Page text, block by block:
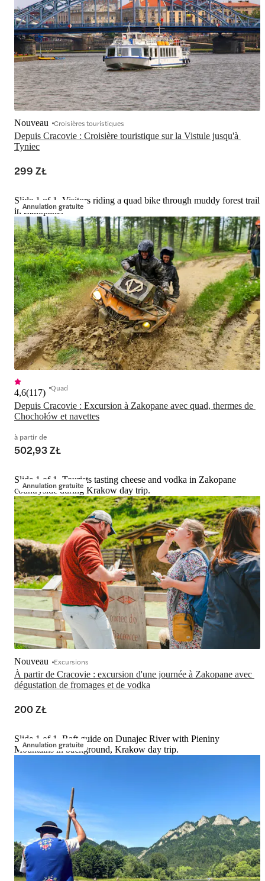
Depuis Cracovie : Croisière touristique sur la Vistule jusqu'à
Tyniec
Nouveau Croisières touristiques
299 ZŁ
Annulation gratuite
Slide 1 of 1, Visitors riding a quad bike through muddy forest trail
in Zakopane.
Depuis Cracovie : Excursion à Zakopane avec quad, thermes de
Chochołów et navettes
4,6(117) Quad
à partir de
502,93 ZŁ
Annulation gratuite
Slide 1 of 1, Tourists tasting cheese and vodka in Zakopane
countryside during Krakow day trip.
À partir de Cracovie : excursion d'une journée à Zakopane avec
dégustation de fromages et de vodka
Nouveau Excursions
200 ZŁ
Annulation gratuite
Slide 1 of 1, Raft guide on Dunajec River with Pieniny
Mountains in background, Krakow day trip.